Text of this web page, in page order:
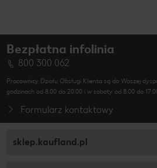
Bezpłatna infolinia
800 300 062
Pracownicy Działu Obsługi Klienta są do Waszej
godzinach od 8.00 do 20.00 i w soboty od 8.00 do
Formularz kontaktowy
sklep.kaufland.pl